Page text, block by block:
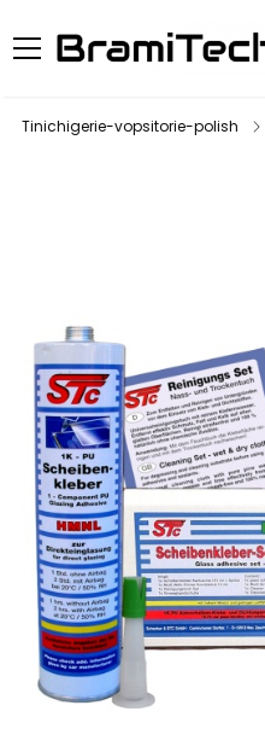
Tinichigerie-vopsitorie-polish